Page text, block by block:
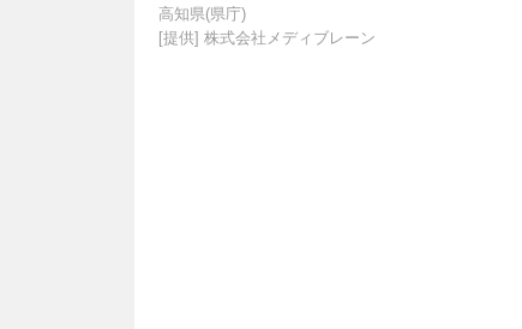
高知県(県庁)
[提供] 株式会社メディブレーン